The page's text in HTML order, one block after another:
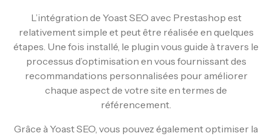
L’intégration de Yoast SEO avec Prestashop est
relativement simple et peut être réalisée en quelques
étapes. Une fois installé, le plugin vous guide à travers le
processus d’optimisation en vous fournissant des
recommandations personnalisées pour améliorer
chaque aspect de votre site en termes de
référencement.
Grâce à Yoast SEO, vous pouvez également optimiser la